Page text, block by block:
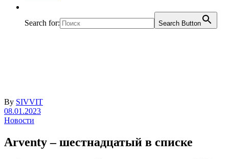
Search for: Search Button
By SIVVIT
08.01.2023
Новости
Arventy – шестнадцатый в списке